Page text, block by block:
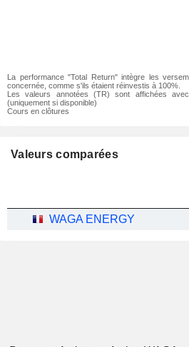
La performance "Total Return" intègre les
concernée, comme s'ils étaient réinvestis à 100%.
Les valeurs annotées (TR) sont affichées
(uniquement si disponible)
Cours en clôtures
Valeurs comparées
WAGA ENERGY